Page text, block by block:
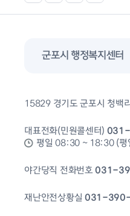
군포시 행정복지센터
15829 경기도 군포시 청백
대표전화(민원콜센터)
평일 08:30 ~ 18:30 (평
야간당직 전화번호031-
재난안전상황실 031-